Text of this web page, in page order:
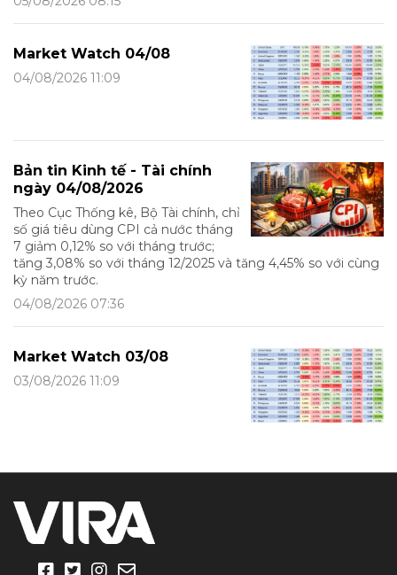
Market Watch 04/08
04/08/2026 11:09
Bản tin Kinh tế - Tài chính
ngày 04/08/2026
Theo Cục Thống kê, Bộ Tài chính, chỉ
số giá tiêu dùng CPI cả nước tháng
7 giảm 0,12% so với tháng trước;
tăng 3,08% so với tháng 12/2025 và tăng 4,45% so với cùng
kỳ năm trước.
04/08/2026 07:36
Market Watch 03/08
03/08/2026 11:09